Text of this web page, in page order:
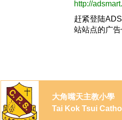
大角嘴天主教小學
Tai Kok Tsui